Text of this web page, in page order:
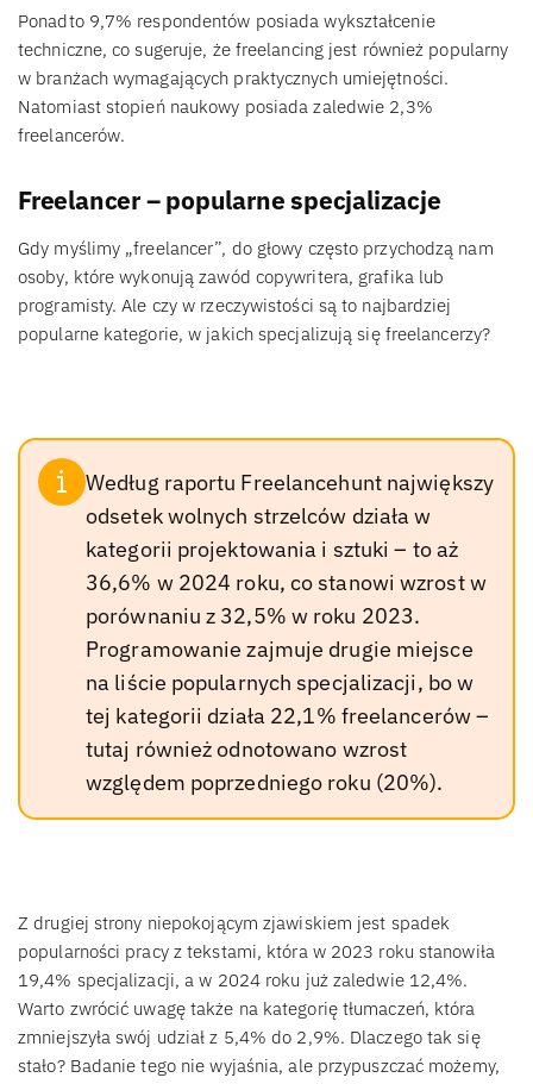
Ponadto 9,7% respondentów posiada wykształcenie
techniczne, co sugeruje, że freelancing jest również popularny
w branżach wymagających praktycznych umiejętności.
Natomiast stopień naukowy posiada zaledwie 2,3%
freelancerów.
Freelancer – popularne specjalizacje
Gdy myślimy „freelancer”, do głowy często przychodzą nam
osoby, które wykonują zawód copywritera, grafika lub
programisty. Ale czy w rzeczywistości są to najbardziej
popularne kategorie, w jakich specjalizują się freelancerzy?
Według raportu Freelancehunt największy
odsetek wolnych strzelców działa w
kategorii projektowania i sztuki – to aż
36,6% w 2024 roku, co stanowi wzrost w
porównaniu z 32,5% w roku 2023.
Programowanie zajmuje drugie miejsce
na liście popularnych specjalizacji, bo w
tej kategorii działa 22,1% freelancerów –
tutaj również odnotowano wzrost
względem poprzedniego roku (20%).
Z drugiej strony niepokojącym zjawiskiem jest spadek
popularności pracy z tekstami, która w 2023 roku stanowiła
19,4% specjalizacji, a w 2024 roku już zaledwie 12,4%.
Warto zwrócić uwagę także na kategorię tłumaczeń, która
zmniejszyła swój udział z 5,4% do 2,9%. Dlaczego tak się
stało? Badanie tego nie wyjaśnia, ale przypuszczać możemy,